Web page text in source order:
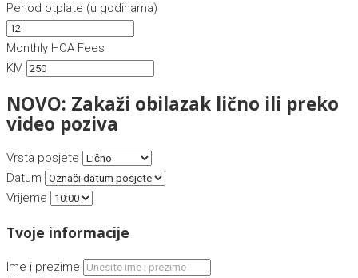
Period otplate (u godinama)
Monthly HOA Fees
KM
NOVO: Zakaži obilazak lično ili preko
video poziva
Vrsta posjete
Datum
Vrijeme
Tvoje informacije
Ime i prezime